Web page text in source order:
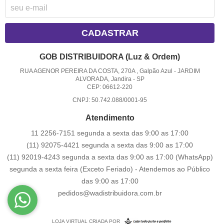
CADASTRAR
GOB DISTRIBUIDORA (Luz & Ordem)
RUA AGENOR PEREIRA DA COSTA, 270A , Galpão Azul - JARDIM
ALVORADA, Jandira - SP
CEP: 06612-220
CNPJ: 50.742.088/0001-95
Atendimento
11 2256-7151 segunda a sexta das 9:00 as 17:00
(11) 92075-4421 segunda a sexta das 9:00 as 17:00
(11) 92019-4243 segunda a sexta das 9:00 as 17:00 (WhatsApp)
segunda a sexta feira (Exceto Feriado) - Atendemos ao Público
das 9:00 as 17:00
pedidos@wadistribuidora.com.br
LOJA VIRTUAL CRIADA POR